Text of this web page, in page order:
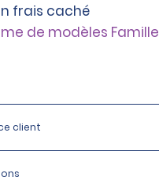
frais caché
de modèles Famille
client